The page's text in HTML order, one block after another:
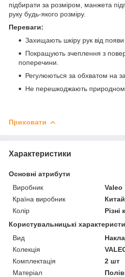
підбирати за розміром, манжета
руку будь-якого розміру.
Переваги:
Захищають шкіру рук від появи
Покращують зчеплення з
поперечини.
Регулюються за обхватом на
Не перешкоджають
Приховати
Характеристики
Основні атрибути
Виробник
Valeo
Країна виробник
Китай
Колір
Користувальницькі
Вид
Колекція
Комплектація
2 шт
Матеріал